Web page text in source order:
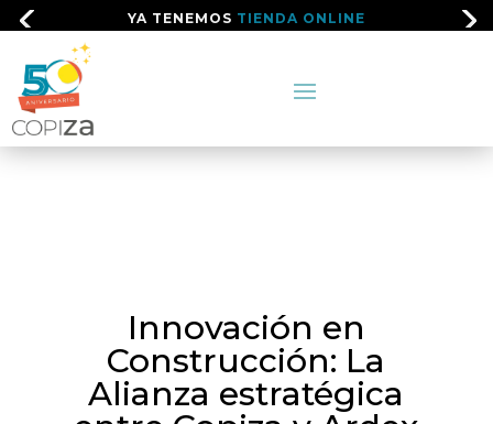
YA TENEMOS TIENDA ONLINE
Innovación en
Construcción: La
Alianza estratégica